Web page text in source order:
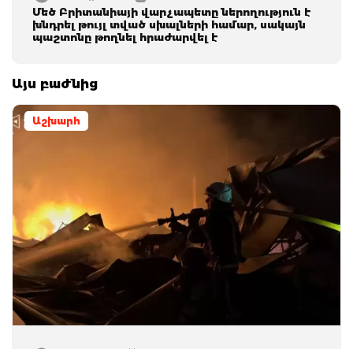
Մեծ Բրիտանիայի վարչապետը ներողություն է
խնդրել թույլ տված սխալների համար, սակայն
պաշտոնը թողնել հրաժարվել է
Այս բաժնից
Աշխարհ